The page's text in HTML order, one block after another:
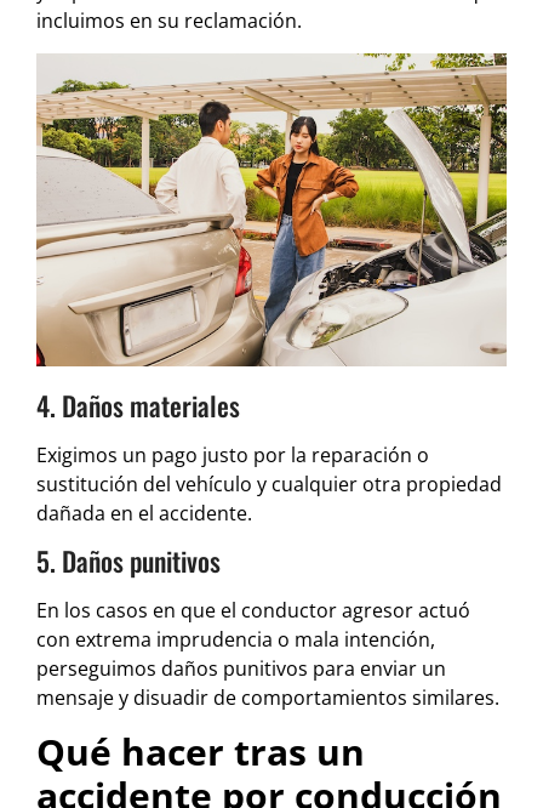
incluimos en su reclamación.
4. Daños materiales
Exigimos un pago justo por la reparación o
sustitución del vehículo y cualquier otra propiedad
dañada en el accidente.
5. Daños punitivos
En los casos en que el conductor agresor actuó
con extrema imprudencia o mala intención,
perseguimos daños punitivos para enviar un
mensaje y disuadir de comportamientos similares.
Qué hacer tras un
accidente por conducción